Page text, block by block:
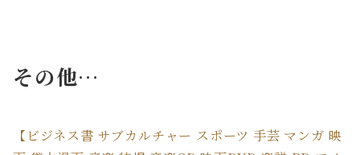
その他…
【ビジネス書 サブカルチャー スポーツ 手芸 マンガ 映